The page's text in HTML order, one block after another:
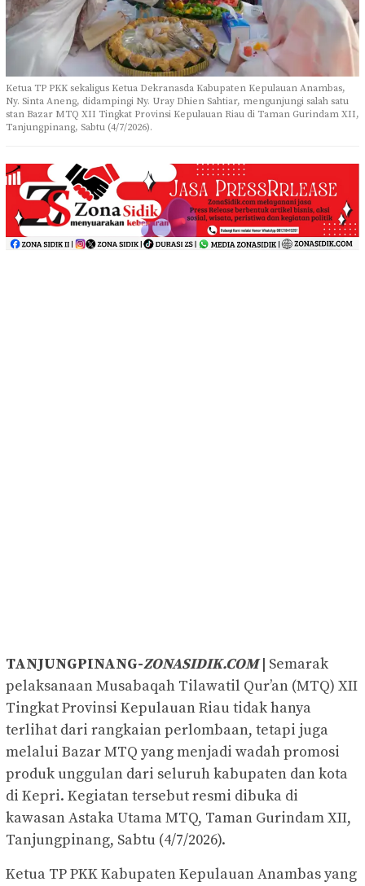
Ketua TP PKK sekaligus Ketua Dekranasda Kabupaten Kepulauan Anambas,
Ny. Sinta Aneng, didampingi Ny. Uray Dhien Sahtiar, mengunjungi salah satu
stan Bazar MTQ XII Tingkat Provinsi Kepulauan Riau di Taman Gurindam XII,
Tanjungpinang, Sabtu (4/7/2026).
TANJUNGPINANG-ZONASIDIK.COM| Semarak
pelaksanaan Musabaqah Tilawatil Qur’an (MTQ) XII
Tingkat Provinsi Kepulauan Riau tidak hanya
terlihat dari rangkaian perlombaan, tetapi juga
melalui Bazar MTQ yang menjadi wadah promosi
produk unggulan dari seluruh kabupaten dan kota
di Kepri. Kegiatan tersebut resmi dibuka di
kawasan Astaka Utama MTQ, Taman Gurindam XII,
Tanjungpinang, Sabtu (4/7/2026).
Ketua TP PKK Kabupaten Kepulauan Anambas yang